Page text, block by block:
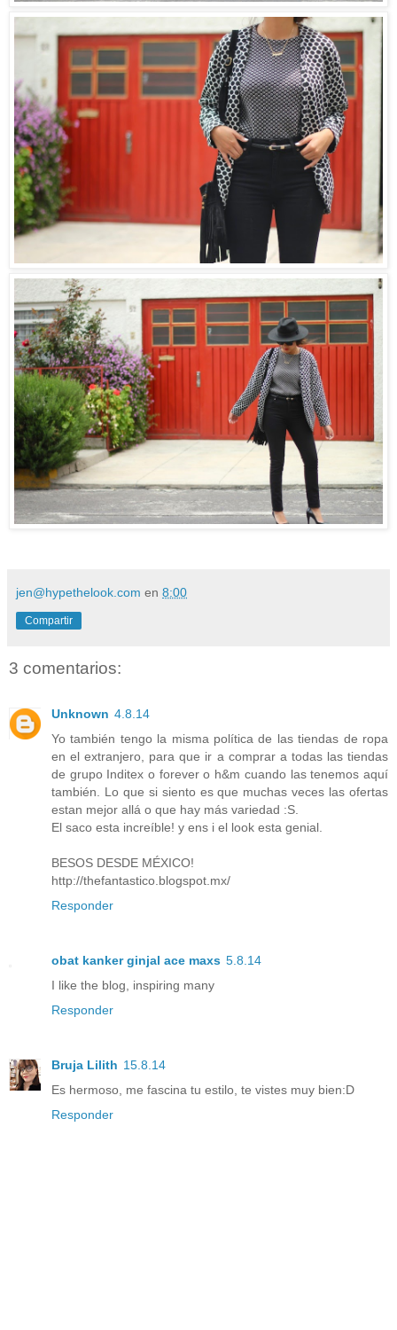
jen@hypethelook.com en 8:00
Compartir
3 comentarios:
Unknown 4.8.14
Yo también tengo la misma política de las tiendas de ropa
en el extranjero, para que ir a comprar a todas las tiendas
de grupo Inditex o forever o h&m cuando las tenemos aquí
también. Lo que si siento es que muchas veces las ofertas
estan mejor allá o que hay más variedad :S.
El saco esta increíble! y ens i el look esta genial.
BESOS DESDE MÉXICO!
http://thefantastico.blogspot.mx/
Responder
obat kanker ginjal ace maxs 5.8.14
I like the blog, inspiring many
Responder
Bruja Lilith 15.8.14
Es hermoso, me fascina tu estilo, te vistes muy bien:D
Responder